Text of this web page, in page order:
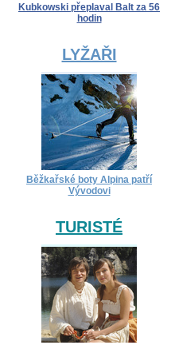
Kubkowski přeplaval Balt za 56
hodin
LYŽAŘI
Běžkařské boty Alpina patří
Vývodovi
TURISTÉ